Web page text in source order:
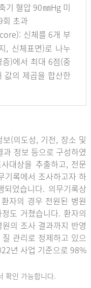
기 혈압 90㎜Hg 미
회 초과
신체를 6개 부
, 신체표면)로 나누
)에서 최대 6점(중
값의 제곱을 합산한
(의도성, 기전, 장소 및
정보 등으로 구성하였
대상을 추출하고, 전문
기록에서 조사하고자 하
었습니다. 의무기록상
자의 경우 전원된 병원
도 거쳤습니다. 환자의
의 조사 결과까지 반영
관리로 정제하고 있으
년 사업 기준으로 98%
확인 가능합니다.